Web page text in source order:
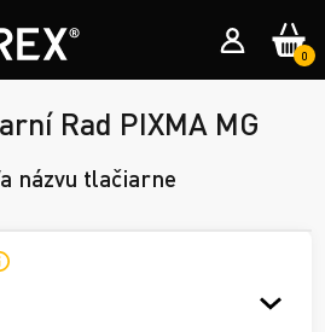
0
Rad PIXMA MG
názvu tlačiarne